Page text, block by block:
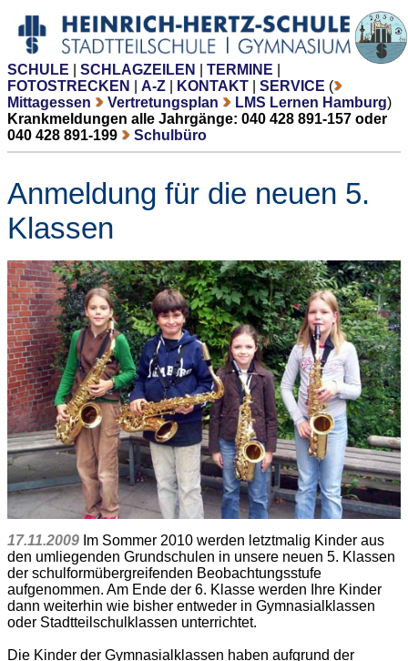
SCHULE SCHLAGZEILEN TERMINE
FOTOSTRECKEN
A-Z KONTAKT SERVICE (
Mittagessen
Vertretungsplan LMS Lernen Hamburg)
Krankmeldungen alle Jahrgänge: 040 428 891-157 oder
040 428 891-199
Schulbüro
Anmeldung für die neuen 5.
Klassen
17.11.2009 Im Sommer 2010 werden letztmalig Kinder aus
den umliegenden Grundschulen in unsere neuen 5. Klassen
der schulformübergreifenden Beobachtungsstufe
aufgenommen. Am Ende der 6. Klasse werden Ihre Kinder
dann weiterhin wie bisher entweder in Gymnasialklassen
oder Stadtteilschulklassen unterrichtet.
Die Kinder der Gymnasialklassen haben aufgrund der